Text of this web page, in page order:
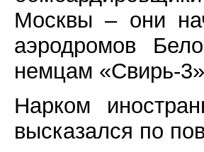
Москвы – они
аэродромов
немцам «Свирь-
Нарком
высказался по